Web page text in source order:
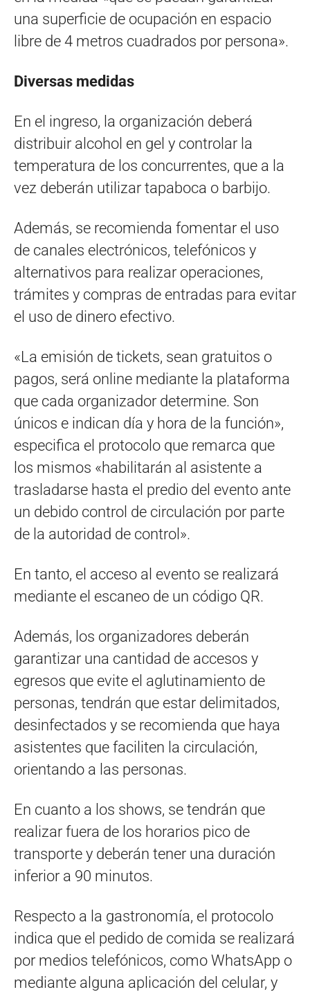
una superficie de ocupación en espacio
libre de 4 metros cuadrados por persona».
Diversas medidas
En el ingreso, la organización deberá
distribuir alcohol en gel y controlar la
temperatura de los concurrentes, que a la
vez deberán utilizar tapaboca o barbijo.
Además, se recomienda fomentar el uso
de canales electrónicos, telefónicos y
alternativos para realizar operaciones,
trámites y compras de entradas para evitar
el uso de dinero efectivo.
«La emisión de tickets, sean gratuitos o
pagos, será online mediante la plataforma
que cada organizador determine. Son
únicos e indican día y hora de la función»,
especifica el protocolo que remarca que
los mismos «habilitarán al asistente a
trasladarse hasta el predio del evento ante
un debido control de circulación por parte
de la autoridad de control».
En tanto, el acceso al evento se realizará
mediante el escaneo de un código QR.
Además, los organizadores deberán
garantizar una cantidad de accesos y
egresos que evite el aglutinamiento de
personas, tendrán que estar delimitados,
desinfectados y se recomienda que haya
asistentes que faciliten la circulación,
orientando a las personas.
En cuanto a los shows, se tendrán que
realizar fuera de los horarios pico de
transporte y deberán tener una duración
inferior a 90 minutos.
Respecto a la gastronomía, el protocolo
indica que el pedido de comida se realizará
por medios telefónicos, como WhatsApp o
mediante alguna aplicación del celular, y